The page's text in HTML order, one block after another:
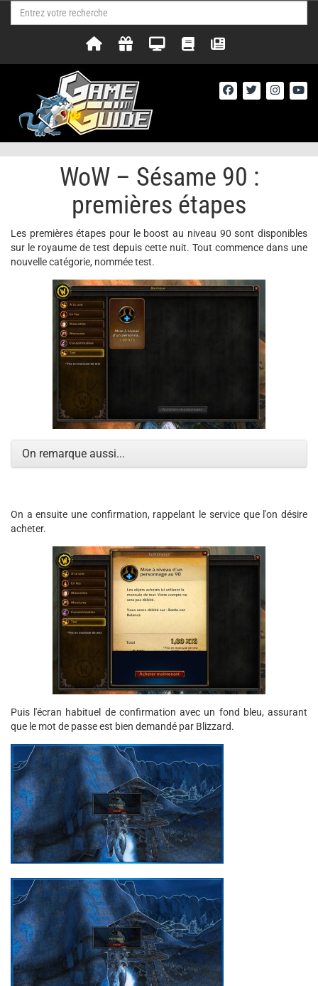
WoW – Sésame 90 :
premières étapes
Les premières étapes pour le boost au niveau 90 sont disponibles
sur le royaume de test depuis cette nuit. Tout commence dans une
nouvelle catégorie, nommée test.
On remarque aussi...
On a ensuite une confirmation, rappelant le service que l'on désire
acheter.
Puis l'écran habituel de confirmation avec un fond bleu, assurant
que le mot de passe est bien demandé par Blizzard.